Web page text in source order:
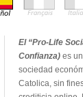
El “Pro-Life
Confianza) es
sociedad
Catolica, sin